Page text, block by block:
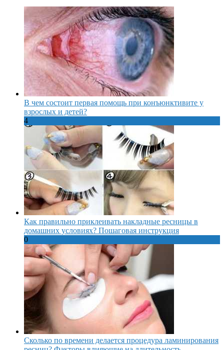
В чем состоит первая помощь при конъюнктивите у
взрослых и детей?
4
Как правильно приклеивать накладные ресницы в
домашних условиях? Пошаговая инструкция
0
Сколько по времени делается процедура ламинирования